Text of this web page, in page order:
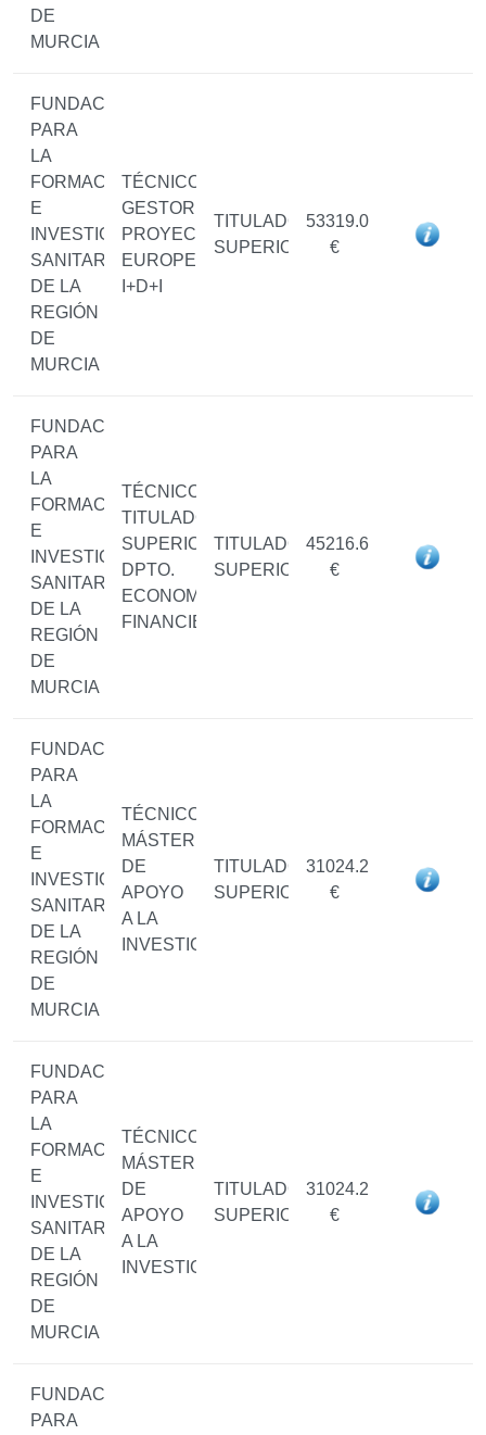
DE
MURCIA
FUNDACIÓN
PARA
LA
FORMACIÓN
E
INVESTIGACIÓN
SANITARIAS
DE LA
REGIÓN
DE
MURCIA
TÉCNICO/A
GESTOR
PROYECTOS
EUROPEOS
I+D+I
TITULADO/A
SUPERIOR
53319.0
€
FUNDACIÓN
PARA
LA
FORMACIÓN
E
INVESTIGACIÓN
SANITARIAS
DE LA
REGIÓN
DE
MURCIA
TÉCNICO/A
TITULADO/A
SUPERIOR
DPTO.
ECONOMICO-
FINANCIERO
TITULADO/A
SUPERIOR
45216.6
€
FUNDACIÓN
PARA
LA
FORMACIÓN
E
INVESTIGACIÓN
SANITARIAS
DE LA
REGIÓN
DE
MURCIA
TÉCNICO/A
MÁSTER
DE
APOYO
A LA
INVESTIGACIÓN
TITULADO/A
SUPERIOR
31024.2
€
FUNDACIÓN
PARA
LA
FORMACIÓN
E
INVESTIGACIÓN
SANITARIAS
DE LA
REGIÓN
DE
MURCIA
TÉCNICO/A
MÁSTER
DE
APOYO
A LA
INVESTIGACIÓN
TITULADO/A
SUPERIOR
31024.2
€
FUNDACIÓN
PARA